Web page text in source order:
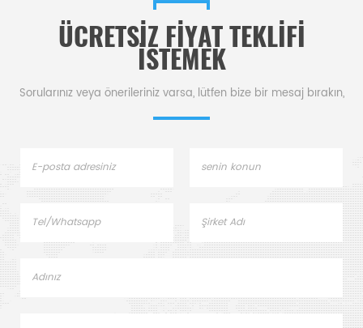
ÜCRETSIZ FIYAT TEKLIFI
ISTEMEK
Sorularınız veya önerileriniz varsa, lütfen bize bir mesaj bırakın,